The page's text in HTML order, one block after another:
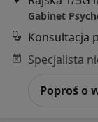
Gabinet
Konsultacja
Poproś o